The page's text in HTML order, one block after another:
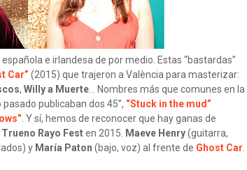
e irlandesa de por medio. Estas “bastardas”
Car” (2015) que trajeron a València para masterizar:
, Willy a Muerte … Nombres más que comunes en la
publicaban dos 45”, “Stuck in the mud”
. Y sí, hemos de reconocer que hay ganas de
Trueno Rayo Festen 2015. Maeve Henry(guitarra,
y María Paton (bajo, voz) al frente de Ghost Car